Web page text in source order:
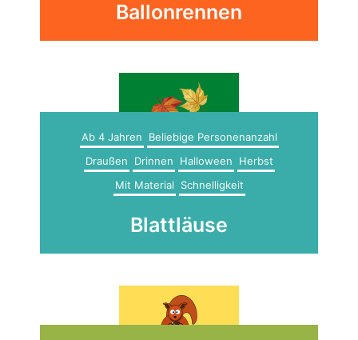
Ballonrennen
Ab 4 Jahren
Beliebige Personenanzahl
Draußen
Drinnen Halloween
Herbst
Mit Material
Schnelligkeit
Blattläuse